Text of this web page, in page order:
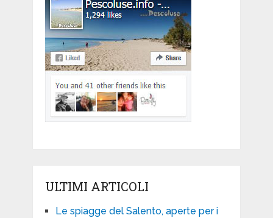
ULTIMI ARTICOLI
Le spiagge del Salento, aperte per i